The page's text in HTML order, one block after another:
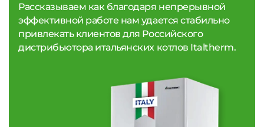
Рассказываем как благодаря непрерывной
эффективной работе нам удается стабильно
привлекать клиентов для Российского
дистрибьютора итальянских котлов Italtherm.